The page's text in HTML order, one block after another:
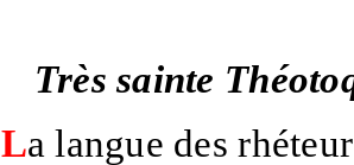
Très sainte
La langue des